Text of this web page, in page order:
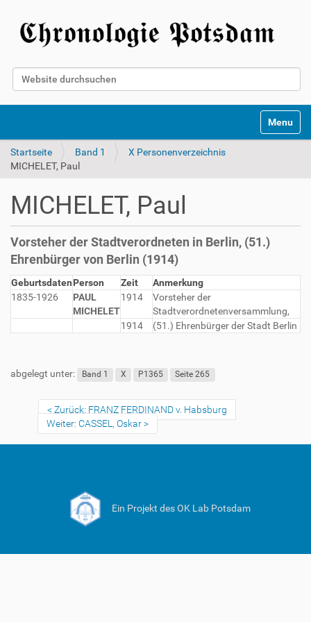
Website durchsuchen
Toggle
Startseite Band 1
X Personenverzeichnis
MICHELET, Paul
MICHELET, Paul
Vorsteher der Stadtverordneten in Berlin, (51.)
Ehrenbürger von Berlin (1914)
GeburtsdatenPerson Zeit
Anmerkung
1835-1926
PAUL
MICHELET
1914
Vorsteher der
Stadtverordnetenversammlung,
1914
(51.) Ehrenbürger der Stadt Berlin
abgelegt unter: Band 1 X P1365 Seite 265
Zurück: FRANZ FERDINAND v. Habsburg
Weiter: CASSEL, Oskar
Ein Projekt des OK Lab Potsdam